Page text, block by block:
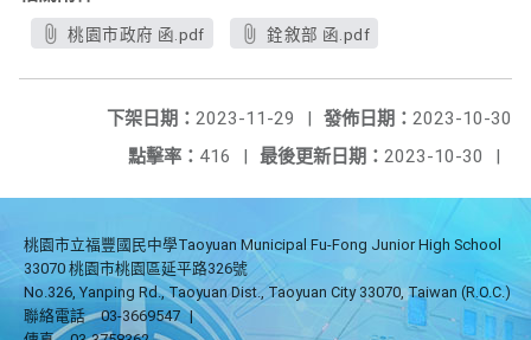
桃園市政府 函.pdf 銓敘部 函.pdf
發佈日期： 2023-10-30
下架日期： 2023-11-29
|
最後更新日期： 2023-10-30 |
點擊率： 416 |
桃園市立福豐國民中學Taoyuan Municipal Fu-Fong Junior High School
33070 桃園市桃園區延平路326號
No.326, Yanping Rd., Taoyuan Dist., Taoyuan City 33070, Taiwan (R.O.C.)
聯絡電話
03-3669547 |